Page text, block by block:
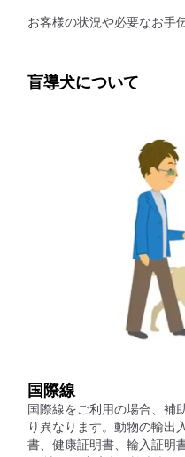
お客様の状況や必要なお手
盲導犬について
国際線
国際線をご利用の場合、補
り異なります。動物の輸出
書、健康証明書、輸入証明